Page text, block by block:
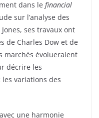
dans le financial
sur l’analyse des
ses travaux ont
de Charles Dow et de
marchés évolueraient
décrire les
variations des
une harmonie